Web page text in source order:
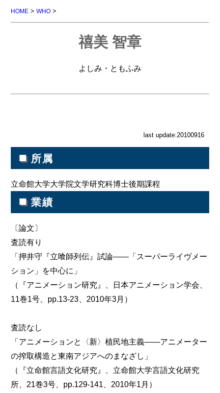
HOME >WHO >
禧美 智章
よしみ・ともふみ
last update:20100916
■ 所属
立命館大学大学院文学研究科博士後期課程
■ 業績
〔論文〕
査読有り
「押井守『立喰師列伝』試論――「スーパーライヴメー
ション」を中心に」
（『アニメーション研究』、日本アニメーション学会、
11巻1号、pp.13-23、2010年3月）
査読なし
「アニメーションと〈新〉植民地主義――アニメーター
の搾取構造と東南アジアへのまなざし」
（『立命館言語文化研究』、立命館大学言語文化研究
所、21巻3号、pp.129-141、2010年1月）